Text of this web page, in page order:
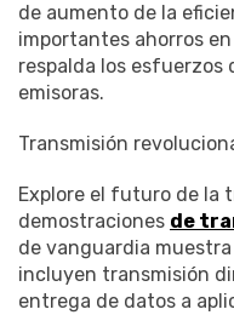
de aumento de la
importantes ahorros
respalda los esfuerzos
emisoras.
Transmisión
Explore el futuro de la
demostraciones de
de vanguardia
incluyen transmisión
entrega de datos a